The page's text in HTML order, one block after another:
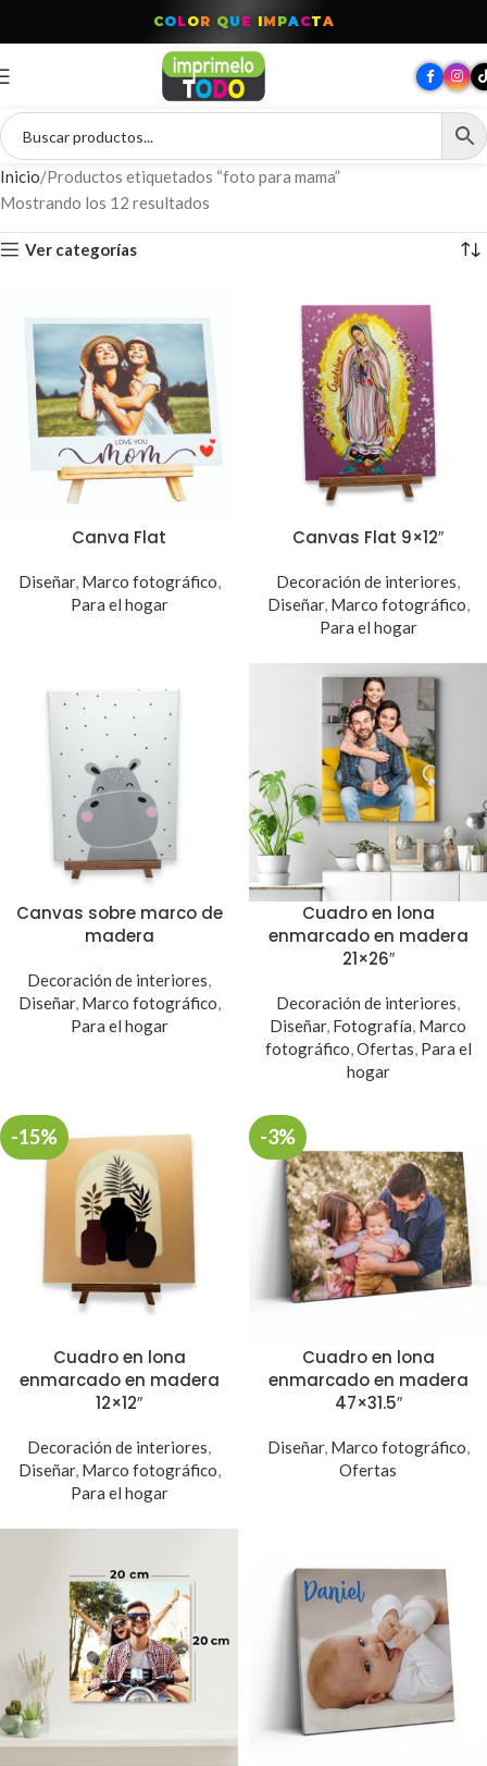
COLOR QU E IM PACTA
Inicio Productos etiquetados “foto para mama”
Mostrando los 12 resultados
Ver categorías
Canva Flat
Diseñar, Marco fotográfico,
Para el hogar
Canvas Flat 9×12″
Decoración de interiores,
Diseñar, Marco fotográfico,
Para el hogar
Canvas sobre marco de
madera
Decoración de interiores,
Diseñar, Marco fotográfico,
Para el hogar
Cuadro en lona
enmarcado en madera
21×26″
Decoración de interiores,
Diseñar, Fotografía, Marco
fotográfico,Ofertas, Para el
hogar
-15%
Cuadro en lona
enmarcado en madera
12×12″
Decoración de interiores,
Diseñar, Marco fotográfico,
Para el hogar
-3%
Cuadro en lona
enmarcado en madera
47×31.5″
Diseñar, Marco fotográfico,
Ofertas